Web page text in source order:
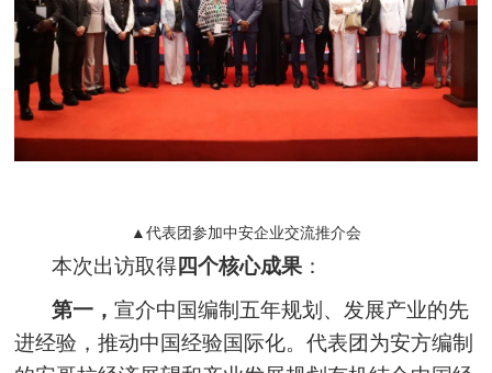
▲代表团参加中安企业交流推介会
本次出访取得四个核心成果 ：
第一，宣介中国编制五年规划、发展产业的先
进经验，推动中国经验国际化。代表团为安方编制